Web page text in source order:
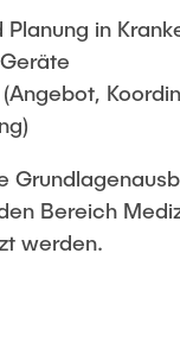
in
Bereich
werden.